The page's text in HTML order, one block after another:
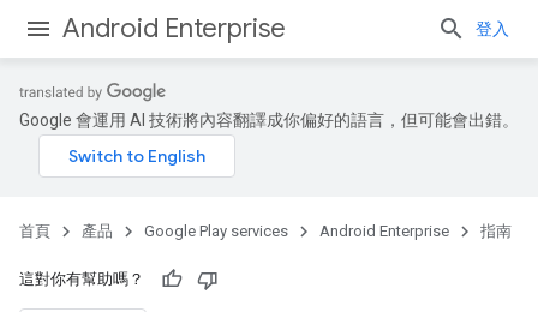
Android Enterprise 登入
Google 會運用 AI 技術將內容翻譯成你偏好的語言，但可能會出錯。
首頁 產品 Google Play services Android Enterprise 指南
這對你有幫助嗎？